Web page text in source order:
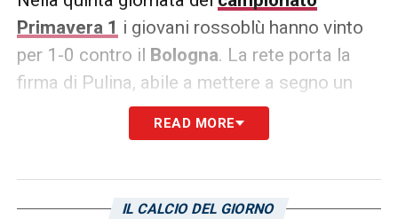
Primavera 1 i giovani rossoblù hanno vinto
per 1-0 contro il
Bologna. La rete porta la
firma di Pulina, abile a mettere a segno un
tap in su assist di Achour al 34′ della ripresa.
Vi riportiamo glihighlightsdella partita del
READ MORE
IL CALCIO DEL GIORNO